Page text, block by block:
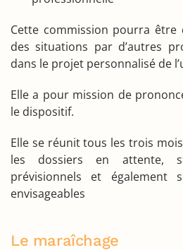
Cette commission pourra être
des situations par d’autres
dans le projet personnalisé de
Elle a pour mission de
le dispositif.
Elle se réunit tous les trois
les dossiers en attente,
prévisionnels et également
envisageables
Le maraîchage